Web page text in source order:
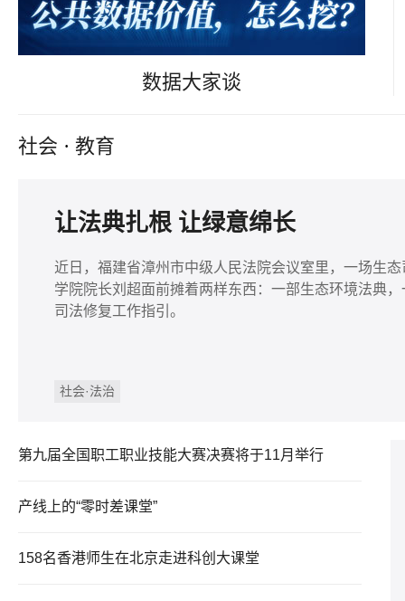
数据大家谈
社会 · 教育
让法典扎根 让绿意绵长
近日，福建省漳州市中级人民法院会议室里，一场生
学院院长刘超面前摊着两样东西：一部生态环境法典
司法修复工作指引。
社会·法治
第九届全国职工职业技能大赛决赛将于11月举行
产线上的“零时差课堂”
158名香港师生在北京走进科创大课堂